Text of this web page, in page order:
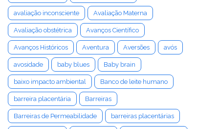
avaliação inconsciente Avaliação Materna
Avaliação obstétrica Avanços Científico
Avanços Históricos Aventura Aversões avós
avosidade baby blues Baby brain
baixo impacto ambiental Banco de leite humano
barreira placentária Barreiras
Barreiras de Permeabilidade barreiras placentárias